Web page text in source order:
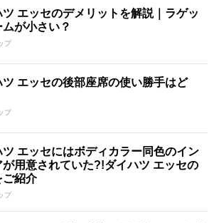
ツ エッセのデメリットを解説｜ラゲッ
ムが小さい？
プ
ツ エッセの後部座席の使い勝手はど
プ
ツ エッセにはボディカラー同色のイン
が用意されていた?!ダイハツ エッセの
ご紹介
プ